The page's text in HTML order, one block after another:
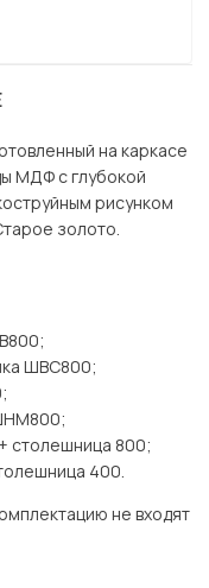
на каркасе
МДФ с глубокой
рисунком
золото.
ШВС800;
столешница 800;
400.
не входят